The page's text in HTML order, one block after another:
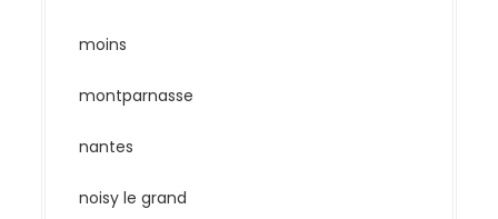
moins
montparnasse
nantes
noisy le grand